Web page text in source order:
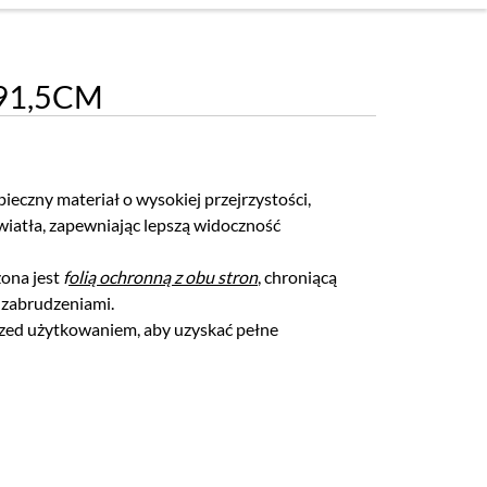
materiał o wysokiej przejrzystości,
zapewniając lepszą widoczność
jest folią ochronną z obu stron, chroniącą
użytkowaniem, aby uzyskać pełne